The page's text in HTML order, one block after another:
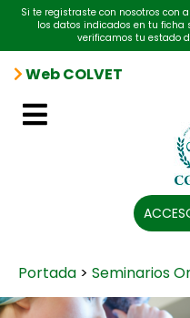
Si te registraste con nosotros con
los datos indicados en tu ficha
verificamos tu estado
Web COLVET
Portada > Seminarios